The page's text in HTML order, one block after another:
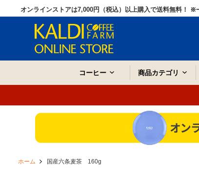
オンラインストアは7,000円（税込）以上購入で送料無料！ ※
コーヒー 商品カテゴリ
ホーム 国産六条麦茶 160g